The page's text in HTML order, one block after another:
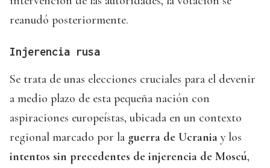
reanudó posteriormente.
Injerencia rusa
Se trata de unas elecciones cruciales para el devenir
a medio plazo de esta pequeña nación con
aspiraciones europeístas, ubicada en un contexto
regional marcado por la guerra de Ucrania y los
intentos sin precedentes de injerencia de Moscú,